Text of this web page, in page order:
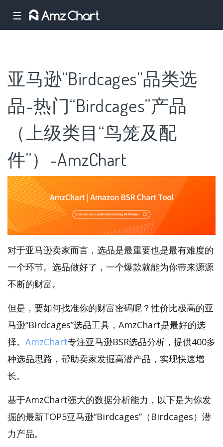
☰
亚马逊“Birdcages”品类选
品-热门“Birdcages”产品
（上级类目“鸟笼及配
件”）-AmzChart
对于亚马逊卖家而言，选品是最重要也是最有难度的
一个环节。选品做好了，一个爆款就能为你带来源源
不断的财富。
但是，要如何找准你的财富密码呢？性价比极高的亚
马逊“Birdcages”选品工具，AmzChart是最好的选
择。 AmzChart专注亚马逊BSR选品分析，提供400多
种选品思路，帮助卖家发掘高潜产品，实现快速增
长。
基于AmzChart强大的数据分析能力，以下是为你发
掘的最新TOP5亚马逊“Birdcages”（Birdcages）潜
力产品。